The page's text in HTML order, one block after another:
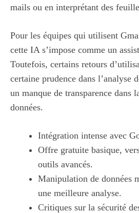
mails ou en interprétant des
Pour les équipes qui utilisent
cette IA s’impose comme un
Toutefois, certains retours
certaine prudence dans l’analyse
un manque de transparence dans
données.
Intégration intense avec
Offre gratuite basique,
outils avancés.
Manipulation de données
une meilleure analyse.
Critiques sur la sécurité